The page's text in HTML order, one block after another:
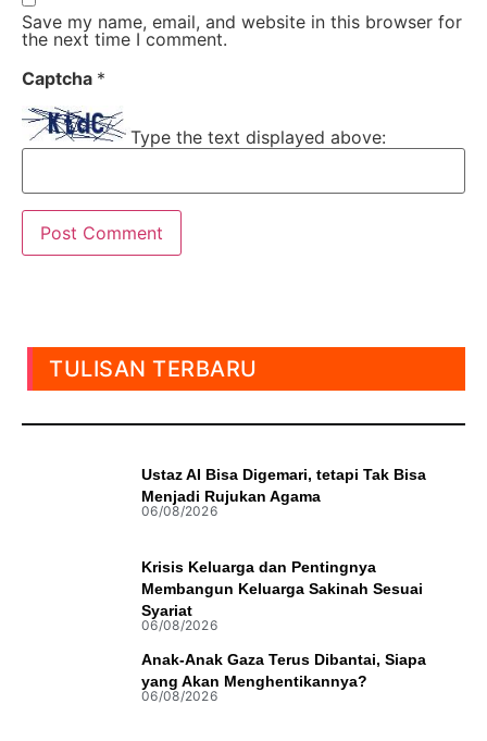
Save my name, email, and website in this browser for
the next time I comment.
Captcha *
Type the text displayed above:
TULISAN TERBARU
Ustaz AI Bisa Digemari, tetapi Tak Bisa
Menjadi Rujukan Agama
06/08/2026
Krisis Keluarga dan Pentingnya
Membangun Keluarga Sakinah Sesuai
Syariat
06/08/2026
Anak-Anak Gaza Terus Dibantai, Siapa
yang Akan Menghentikannya?
06/08/2026